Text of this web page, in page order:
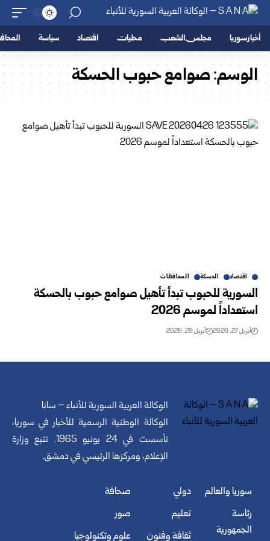
أخبار سوريا مجلس الشعب محليات اقتصاد سياسة
الوسم:صوامع حبوب الحسكة
اقتصاد الحسكة المحافظات
السورية للحبوب تبدأ تأهيل صوامع حبوب بالحسكة
استعداداً لموسم 2026
أبريل 27, 2026 أبريل 29, 2026
الوكالة العربية السورية للأنباء – سانا
الوكالة الوطنية الرسمية للأخبار في سوريا،
تأسست في 24 يونيو 1965. تتبع وزارة
الإعلام، ومركزها الرئيسي في دمشق.
سوريا والعالم
رئاسة
الجمهورية
دولي
تعليم
ثقافة وفنون
صحافة
صور
علوم وتكنولوجيا